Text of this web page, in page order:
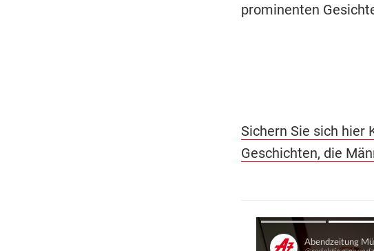
prominenten
Sichern Sie sich hier
Geschichten, die